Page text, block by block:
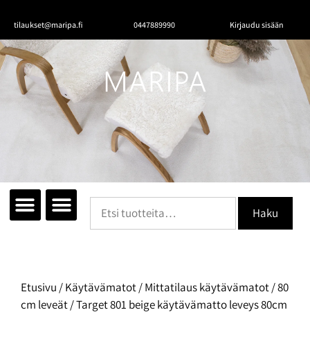
tilaukset@maripa.fi 0447889990 Kirjaudu sisään
Haku
Etusivu /Käytävämatot/Mittatilaus käytävämatot/80
cm leveät/ Target 801 beige käytävämatto leveys 80cm